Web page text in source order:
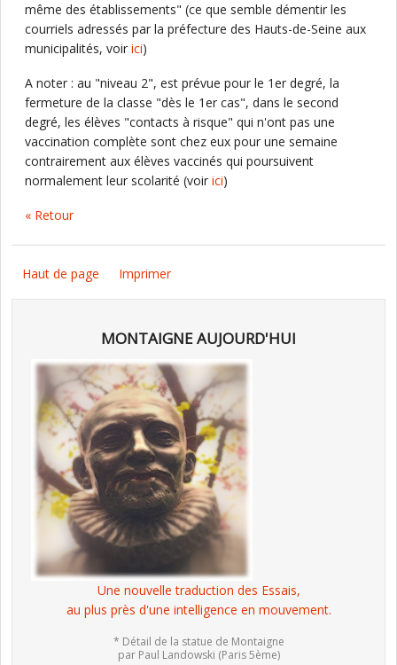
même des établissements" (ce que semble démentir les
courriels adressés par la préfecture des Hauts-de-Seine aux
municipalités, voir ici)
A noter : au "niveau 2", est prévue pour le 1er degré, la
fermeture de la classe "dès le 1er cas", dans le second
degré, les élèves "contacts à risque" qui n'ont pas une
vaccination complète sont chez eux pour une semaine
contrairement aux élèves vaccinés qui poursuivent
normalement leur scolarité (voir ici)
« Retour
Haut de page Imprimer
MONTAIGNE AUJOURD'HUI
Une nouvelle traduction des Essais,
au plus près d'une intelligence en mouvement.
* Détail de la statue de Montaigne
par Paul Landowski (Paris 5ème)